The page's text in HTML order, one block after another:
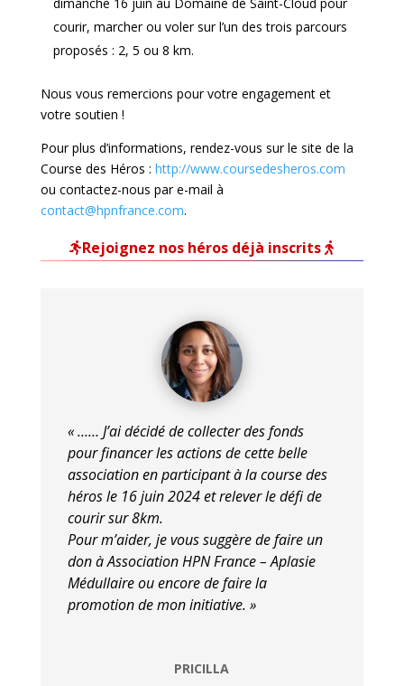
courir, marcher ou voler sur l’un des trois parcours
proposés : 2, 5 ou 8 km.
Nous vous remercions pour votre engagement et
votre soutien !
Pour plus d’informations, rendez-vous sur le site de la
Course des Héros : http://www.coursedesheros.com
ou contactez-nous par e-mail à
contact@hpnfrance.com.
Rejoignez nos héros déjà inscrits
« …… J’ai décidé de collecter des fonds
pour financer les actions de cette belle
association en participant à la course des
héros le 16 juin 2024 et relever le défi de
courir sur 8km.
Pour m’aider, je vous suggère de faire un
don à Association HPN France – Aplasie
Médullaire ou encore de faire la
promotion de mon initiative. »
PRICILLA